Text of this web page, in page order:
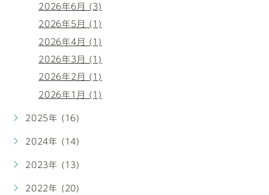
2026年6月 (3)
2026年5月 (1)
2026年4月 (1)
2026年3月 (1)
2026年2月 (1)
2026年1月 (1)
2025年 (16)
2024年 (14)
2023年 (13)
2022年 (20)